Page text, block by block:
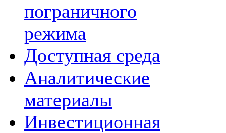
пограничного
режима
Доступная среда
Аналитические
материалы
Инвестиционная